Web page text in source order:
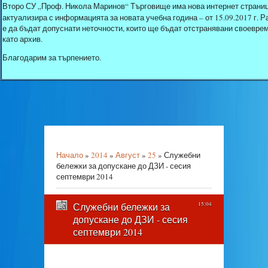
Второ СУ „Проф. Никола Маринов“ Търговище има нова интернет
актуализира с информацията за новата учебна година – от 15.09.2017
е да бъдат допуснати неточности, които ще бъдат отстранявани
като архив.
Благодарим за търпението.
Начало» 2014 » Август» 25 » Служебни
бележки за допускане до ДЗИ - сесия
септември 2014
15:04
Служебни бележки за
допускане до ДЗИ - сесия
септември 2014